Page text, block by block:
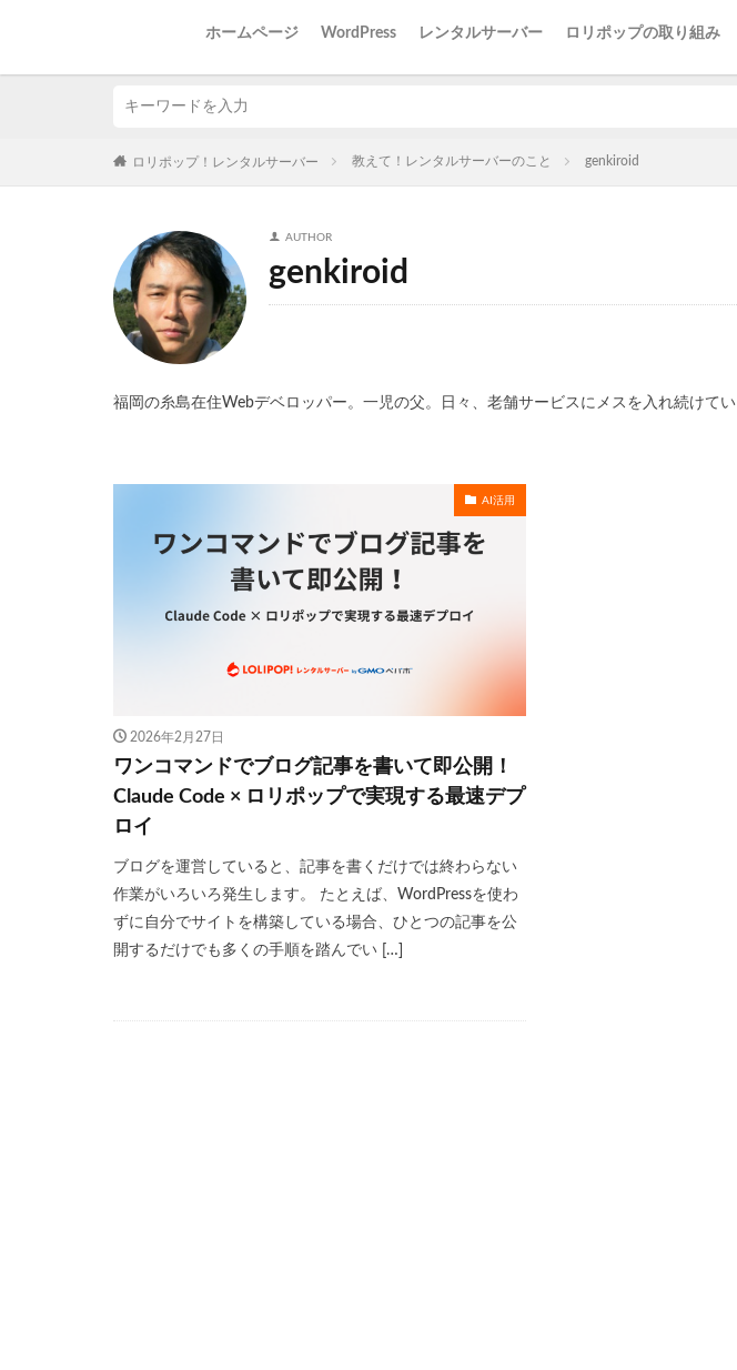
ホームページ WordPress レンタルサーバー ロリポップの取り組み
ロリポップ！レンタルサーバー 教えて！レンタルサーバーのこと genkiroid
AUTHOR
genkiroid
福岡の糸島在住Webデベロッパー。一児の父。日々、老舗サービスにメスを入れ続けてい
AI活用
2026年2月27日
ワンコマンドでブログ記事を書いて即公開！
Claude Code × ロリポップで実現する最速デプ
ロイ
ブログを運営していると、記事を書くだけでは終わらない
作業がいろいろ発生します。 たとえば、WordPressを使わ
ずに自分でサイトを構築している場合、ひとつの記事を公
開するだけでも多くの手順を踏んでい […]